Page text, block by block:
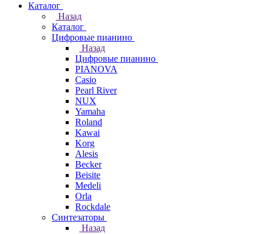
Каталог
Назад
Каталог
Цифровые пианино
Назад
Цифровые пианино
PIANOVA
Casio
Pearl River
NUX
Yamaha
Roland
Kawai
Korg
Alesis
Becker
Beisite
Medeli
Orla
Rockdale
Синтезаторы
Назад